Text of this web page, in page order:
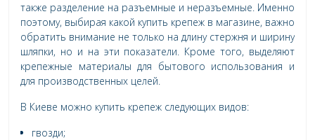
также разделение на разъемные и неразъемные. Именно
поэтому, выбирая какой купить крепеж в магазине, важно
обратить внимание не только на длину стержня и ширину
шляпки, но и на эти показатели. Кроме того, выделяют
крепежные материалы для бытового использования и
для производственных целей.
В Киеве можно купить крепеж следующих видов:
гвозди;